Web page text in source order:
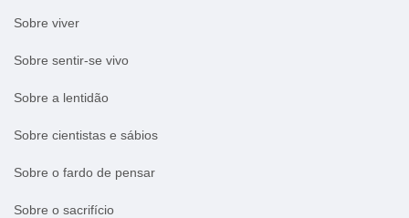
Sobre viver
Sobre sentir-se vivo
Sobre a lentidão
Sobre cientistas e sábios
Sobre o fardo de pensar
Sobre o sacrifício